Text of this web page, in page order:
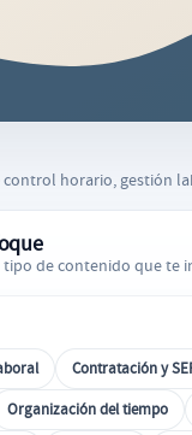
horario, gestión
de contenido que te
Contratación y
Organización del tiempo